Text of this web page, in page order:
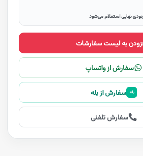
نهایی استعلام می‌شود
به لیست سفارشات
سفارش از واتساپ
بله سفارش از بله
سفارش تلفنی